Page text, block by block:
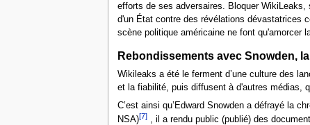
efforts de ses adversaires. Bloquer
d'un État contre des révélations dévastatrices
scène politique américaine ne font qu'amorcer
Rebondissements avec Snowden,
Wikileaks a été le ferment d’une culture des
et la fiabilité, puis diffusent à d'autres médias,
C’est ainsi qu’Edward Snowden a défrayé la
NSA)[7], il a rendu public (publié) des